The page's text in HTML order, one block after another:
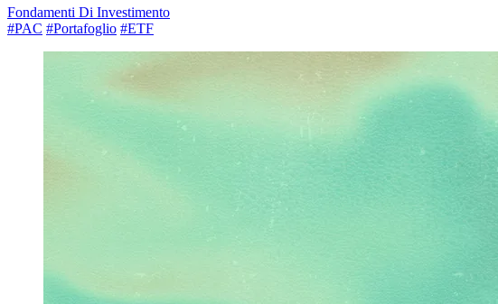
Fondamenti Di Investimento
#PAC #Portafoglio #ETF